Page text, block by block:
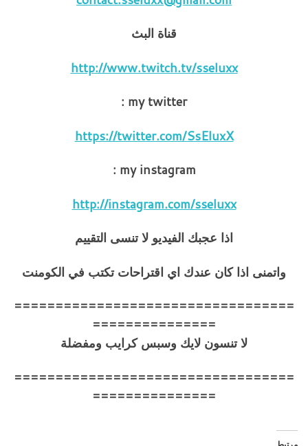
قناة البث
http://www.twitch.tv/sseluxx
my twitter :
https://twitter.com/SsEluxX
my instagram :
http://instagram.com/sseluxx
اذا عجبك الفيديو لا تنسى التقييم
واتمنى اذا كان عندك اي اقتراحات تكتب في الكومنت
==================================
===============
لا تنسون لايك وسبس كرايب ومفضلة
==================================
===============